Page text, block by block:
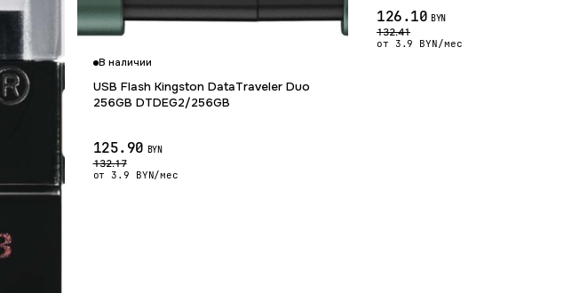
В наличии
USB Flash Kingston DataTraveler Duo
256GB DTDEG2/256GB
125.90 BYN
132.17
от 3.9 BYN/мес
126.10 BYN
132.41
от 3.9 BYN/мес